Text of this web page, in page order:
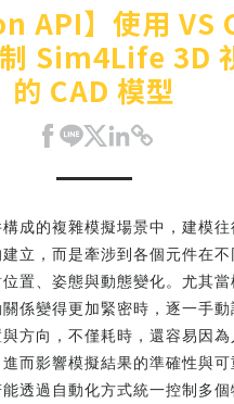
API】使用 VS
Sim4Life 3D
的 CAD 模型
成的複雜模擬場景中，建模往
立，而是牽涉到各個元件在不
置、姿態與動態變化。尤其
係變得更加緊密時，逐一手
方向，不僅耗時，還容易因
而影響模擬結果的準確性與可
透過自動化方式統一控制多個